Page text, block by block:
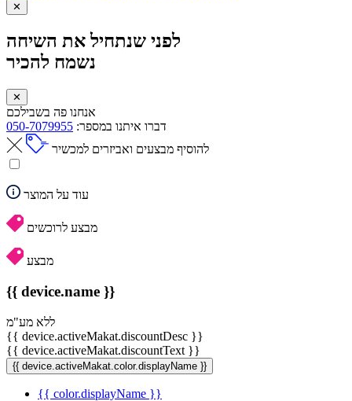
✕
לפני שנתחיל את השיחה
נשמח להכיר
✕
אנחנו פה בשבילכם
דברו איתנו במספר: 050-7079955
להוסיף מבצעים ואביזרים למכשיר
עוד על המוצר
מבצע לרוכשים
מבצע
{{ device.name }}
ללא מע"מ
{{ device.activeMakat.discountDesc }}
{{ device.activeMakat.discountText }}
{{ device.activeMakat.color.displayName }}
{{ color.displayName }}